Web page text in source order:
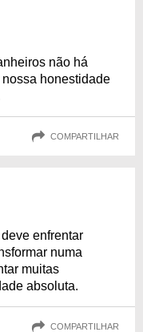
não há
honestidade
COMPARTILHAR
enfrentar
numa
muitas
absoluta.
COMPARTILHAR